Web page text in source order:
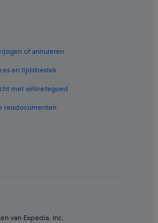
of annuleren
en tijdsbestek
met airlinetegoed
reisdocumenten
van Expedia, Inc.